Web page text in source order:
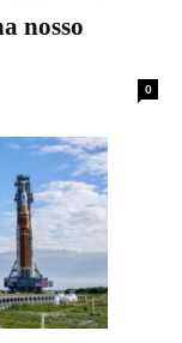
nosso
0